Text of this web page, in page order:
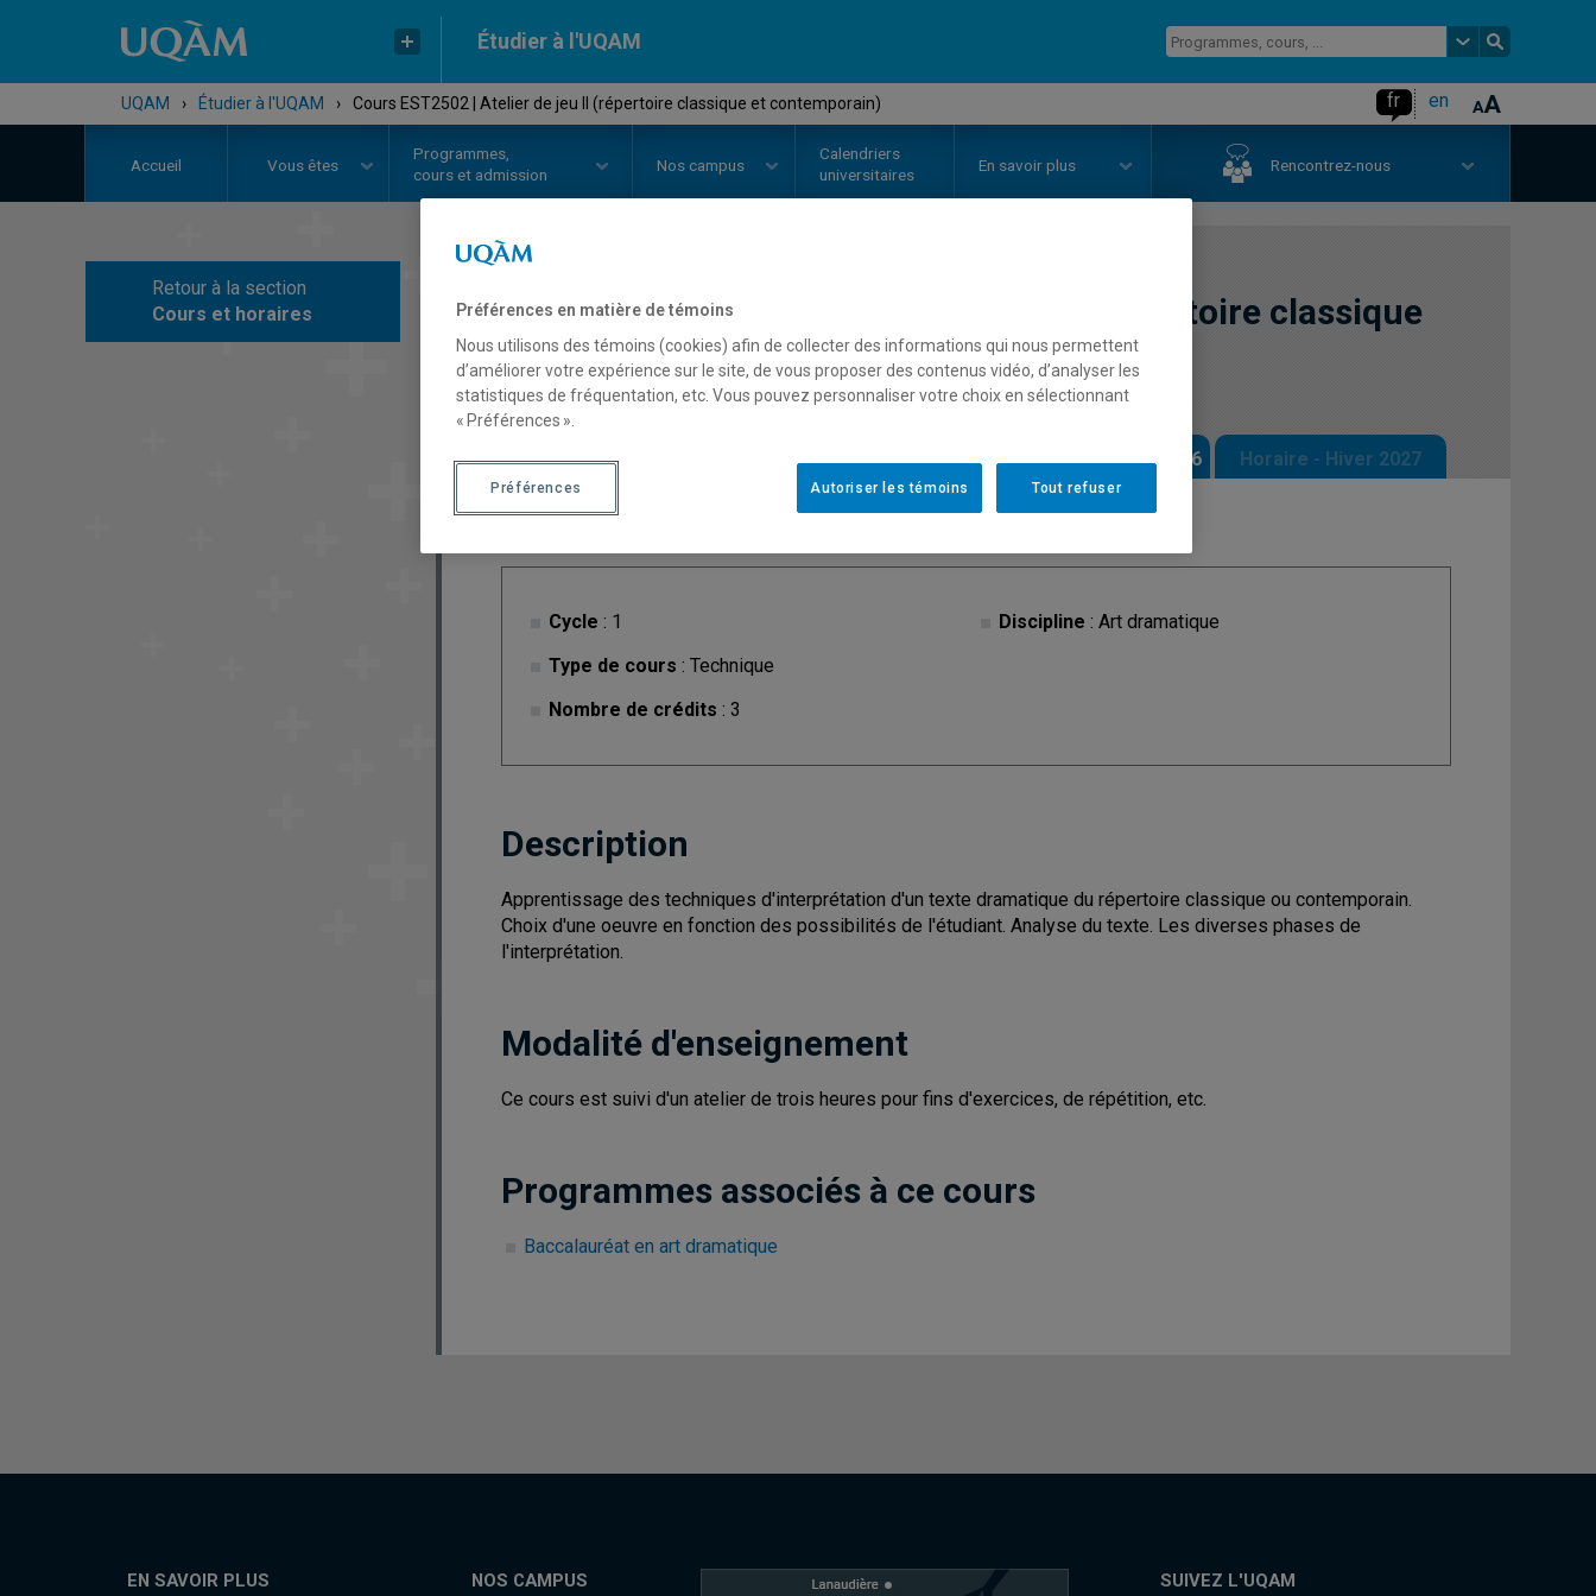
Étudier à l'UQAM
UQAM › Étudier à l'UQAM › Cours EST2502 | Atelier de jeu II (répertoire classique et contemporain) fr en
Accueil Vous êtes
Programmes,
cours et admission
Nos campus
Calendriers
universitaires
En savoir plus Rencontrez-nous
Retour à la section
Cours et horaires
COURS// EST2502
Atelier de jeu II (répertoire classique
et contemporain)
Description Horaire - Été 2026 Horaire - Automne 2026 Horaire - Hiver 2027
Cycle : 1
Type de cours : Technique
Nombre de crédits : 3
Discipline : Art dramatique
Description
Apprentissage des techniques d'interprétation d'un texte dramatique du répertoire classique ou contemporain.
Choix d'une oeuvre en fonction des possibilités de l'étudiant. Analyse du texte. Les diverses phases de
l'interprétation.
Modalité d'enseignement
Ce cours est suivi d'un atelier de trois heures pour fins d'exercices, de répétition, etc.
Programmes associés à ce cours
Baccalauréat en art dramatique
EN SAVOIR PLUS NOS CAMPUS SUIVEZ L'UQAM
Préférences en matière de témoins
Nous utilisons des témoins (cookies) afin de collecter des informations qui nous permettent
d’améliorer votre expérience sur le site, de vous proposer des contenus vidéo, d’analyser les
statistiques de fréquentation, etc. Vous pouvez personnaliser votre choix en sélectionnant
« Préférences ».
Tout refuser
Autoriser les témoins
Préférences